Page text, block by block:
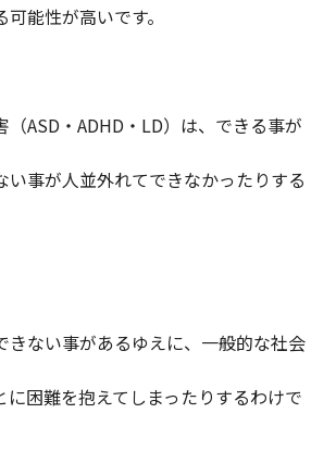
能性が高いです。
（ASD・ADHD・LD）は、できる事が
い事が人並外れてできなかったりする
きない事があるゆえに、一般的な社会
に困難を抱えてしまったりするわけで